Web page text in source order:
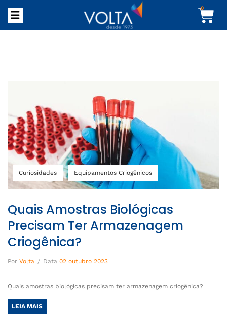
0
Curiosidades Equipamentos Criogênicos
Quais Amostras Biológicas
Precisam Ter Armazenagem
Criogênica?
Por Volta / Data 02 outubro 2023
Quais amostras biológicas precisam ter armazenagem criogênica?
LEIA MAIS